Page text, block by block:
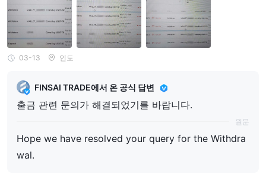
03-13 인도
FINSAI TRADE에서 온 공식 답변
출금 관련 문의가 해결되었기를 바랍니다.
원문
Hope we have resolved your query for the Withdra
wal.